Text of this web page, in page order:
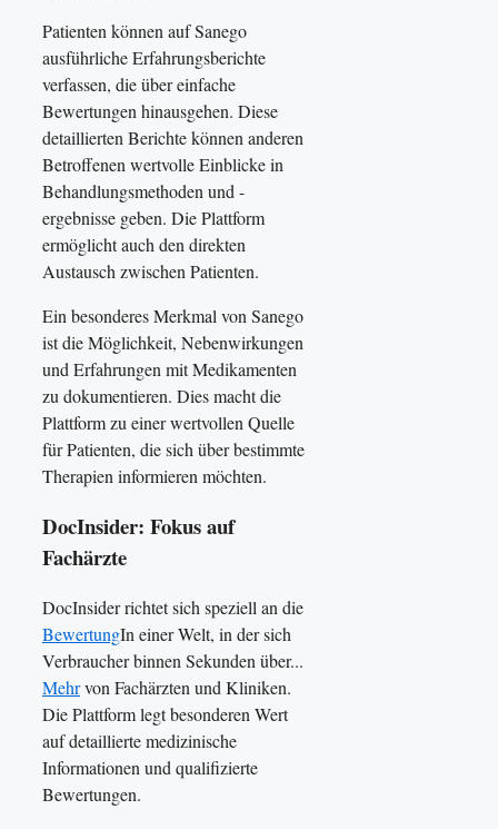
Patienten können auf Sanego
ausführliche Erfahrungsberichte
verfassen, die über einfache
Bewertungen hinausgehen. Diese
detaillierten Berichte können anderen
Betroffenen wertvolle Einblicke in
Behandlungsmethoden und -
ergebnisse geben. Die Plattform
ermöglicht auch den direkten
Austausch zwischen Patienten.
Ein besonderes Merkmal von Sanego
ist die Möglichkeit, Nebenwirkungen
und Erfahrungen mit Medikamenten
zu dokumentieren. Dies macht die
Plattform zu einer wertvollen Quelle
für Patienten, die sich über bestimmte
Therapien informieren möchten.
DocInsider: Fokus auf
Fachärzte
DocInsider richtet sich speziell an die
BewertungIn einer Welt, in der sich
Verbraucher binnen Sekunden über...
Mehrvon Fachärzten und Kliniken.
Die Plattform legt besonderen Wert
auf detaillierte medizinische
Informationen und qualifizierte
Bewertungen.